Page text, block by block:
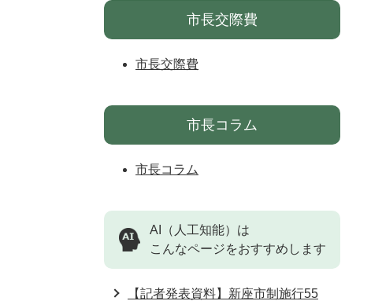
市長交際費
市長交際費
市長コラム
市長コラム
AI（人工知能）は
こんなページをおすすめします
【記者発表資料】新座市制施行55